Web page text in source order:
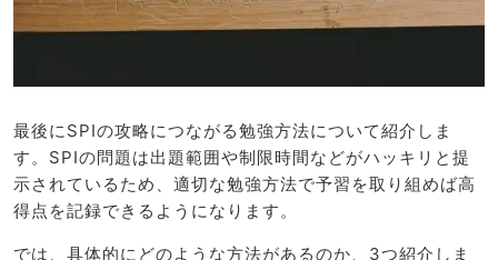
最後にSPIの攻略につながる勉強方法について紹介しま
す。SPIの問題は出題範囲や制限時間などがハッキリと提
示されているため、適切な勉強方法で予習を取り組めば高
得点を記録できるようになります。
では、具体的にどのような方法があるのか、3つ紹介しま